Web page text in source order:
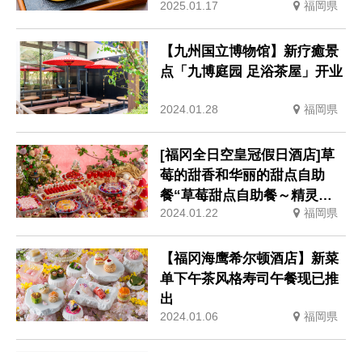
21日发售
2025.01.17 福岡県
【九州国立博物馆】新疗癒景
点「九博庭园 足浴茶屋」开业
2024.01.28 福岡県
[福冈全日空皇冠假日酒店]草
莓的甜香和华丽的甜点自助
餐“草莓甜点自助餐～精灵的
假期～”中度过的幸福下午茶
时间
2024.01.22 福岡県
【福冈海鹰希尔顿酒店】新菜
单下午茶风格寿司午餐现已推
出
2024.01.06 福岡県